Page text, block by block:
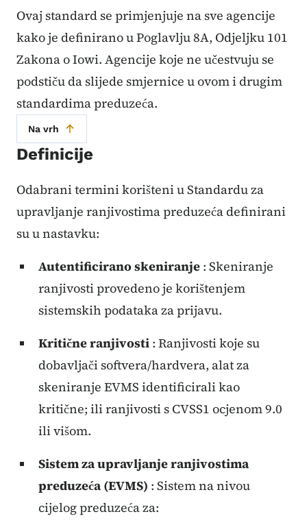
Ovaj standard se primjenjuje na sve agencije
kako je definirano u Poglavlju 8A, Odjeljku 101
Zakona o Iowi. Agencije koje ne učestvuju se
podstiču da slijede smjernice u ovom i drugim
standardima preduzeća.
Na vrh
Definicije
Odabrani termini korišteni u Standardu za
upravljanje ranjivostima preduzeća definirani
su u nastavku:
Autentificirano skeniranje : Skeniranje
ranjivosti provedeno je korištenjem
sistemskih podataka za prijavu.
Kritične ranjivosti : Ranjivosti koje su
dobavljači softvera/hardvera, alat za
skeniranje EVMS identificirali kao
kritične; ili ranjivosti s CVSS1 ocjenom 9.0
ili višom.
Sistem za upravljanje ranjivostima
preduzeća (EVMS) : Sistem na nivou
cijelog preduzeća za: